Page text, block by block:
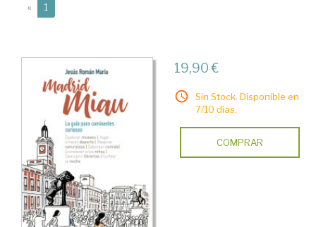
« 1
19,90 €
Sin Stock. Disponible en
7/10 días.
COMPRAR